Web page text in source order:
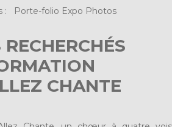
: Porte-folio Expo Photos
CHANTE